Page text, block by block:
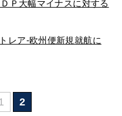
Ｐ大幅マイナスに対する
レア-欧州便新規就航に
2